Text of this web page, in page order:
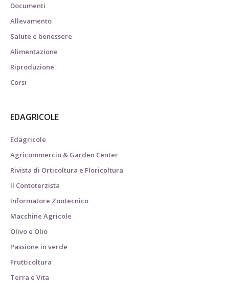
Documenti
Allevamento
Salute e benessere
Alimentazione
Riproduzione
Corsi
EDAGRICOLE
Edagricole
Agricommercio & Garden Center
Rivista di Orticoltura e Floricoltura
Il Contoterzista
Informatore Zootecnico
Macchine Agricole
Olivo e Olio
Passione in verde
Frutticoltura
Terra e Vita